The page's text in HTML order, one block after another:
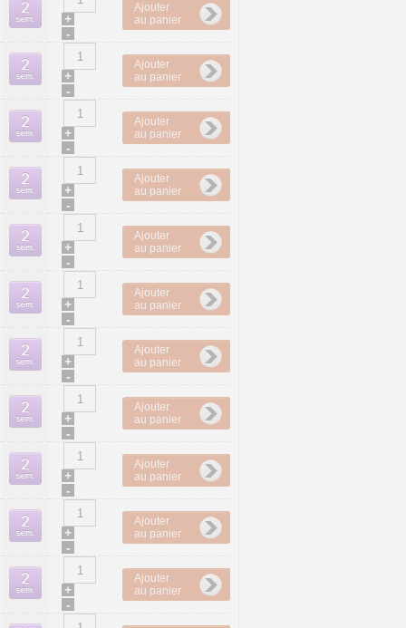
+
-
Ajouter
au panier
+
-
Ajouter
au panier
+
-
Ajouter
au panier
+
-
Ajouter
au panier
+
-
Ajouter
au panier
+
-
Ajouter
au panier
+
-
Ajouter
au panier
+
-
Ajouter
au panier
+
-
Ajouter
au panier
+
-
Ajouter
au panier
+
-
Ajouter
au panier